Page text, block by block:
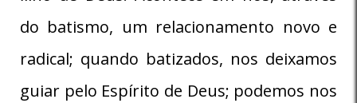
do batismo, um relacionamento novo e
radical; quando batizados, nos deixamos
guiar pelo Espírito de Deus; podemos nos